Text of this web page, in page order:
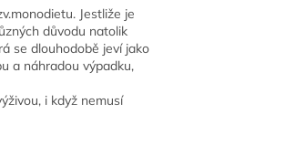
Jestliže je
důvodu natolik
se dlouhodobě jeví jako
a náhradou výpadku,
i když nemusí